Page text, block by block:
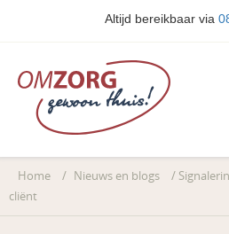
Altijd bereikbaar via
Home / Nieuws en blogs /
cliënt